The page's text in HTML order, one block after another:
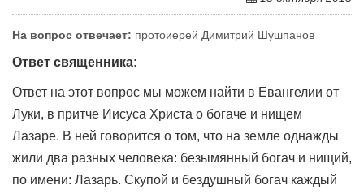
На вопрос отвечает: протоиерей Димитрий Шушпанов
Ответ священника:
Ответ на этот вопрос мы можем найти в Евангелии от
Луки, в притче Иисуса Христа о богаче и нищем
Лазаре. В ней говорится о том, что на земле однажды
жили два разных человека: безымянный богач и нищий,
по имени: Лазарь. Скупой и бездушный богач каждый